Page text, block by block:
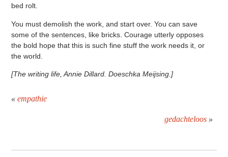
bed rolt.
You must demolish the work, and start over. You can save
some of the sentences, like bricks. Courage utterly opposes
the bold hope that this is such fine stuff the work needs it, or
the world.
[The writing life, Annie Dillard. Doeschka Meijsing.]
«empathie
gedachteloos»